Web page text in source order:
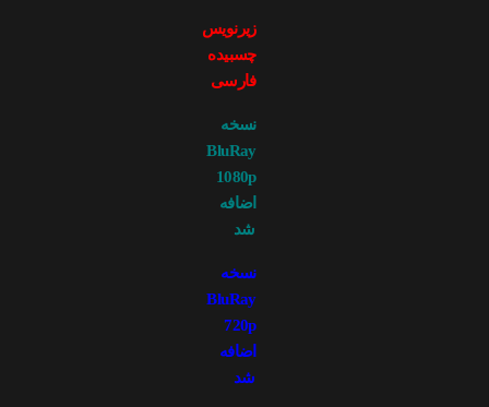
زیرنویس
چسبیده
فارسی
نسخه
BluRay
1080p
اضافه
شد
نسخه
BluRay
720p
اضافه
شد